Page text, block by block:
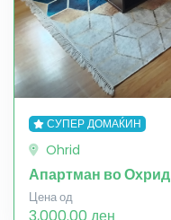
СУПЕР ДОМАЌИН
Ohrid
Апартман во Охрид
Цена од